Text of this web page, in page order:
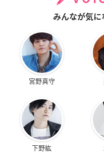
みんなが気に
宮野真守
下野紘